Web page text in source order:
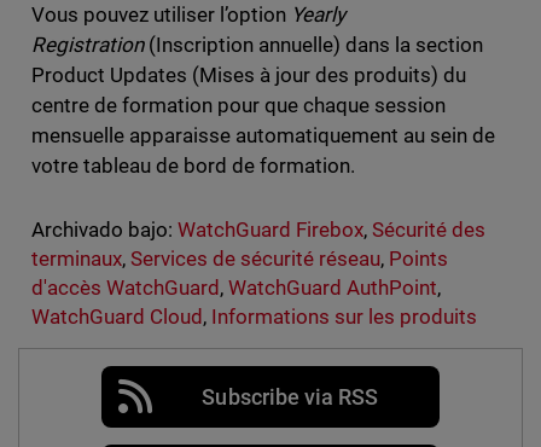
Vous pouvez utiliser l’option Yearly
Registration(Inscription annuelle) dans la section
Product Updates (Mises à jour des produits) du
centre de formation pour que chaque session
mensuelle apparaisse automatiquement au sein de
votre tableau de bord de formation.
Archivado bajo: WatchGuard Firebox,Sécurité des
terminaux, Services de sécurité réseau, Points
d'accès WatchGuard, WatchGuard AuthPoint,
WatchGuard Cloud, Informations sur les produits
Subscribe via RSS